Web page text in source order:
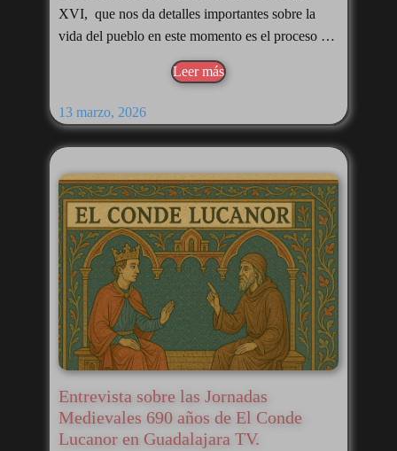
XVI, que nos da detalles importantes sobre la
vida del pueblo en este momento es el proceso …
Leer más
13 marzo, 2026
Entrevista sobre las Jornadas
Medievales 690 años de El Conde
Lucanor en Guadalajara TV.